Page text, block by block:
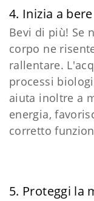
4. Inizia a bere
Bevi di più! Se
corpo ne
rallentare.
processi
aiuta inoltre a
energia,
corretto
5. Proteggi la